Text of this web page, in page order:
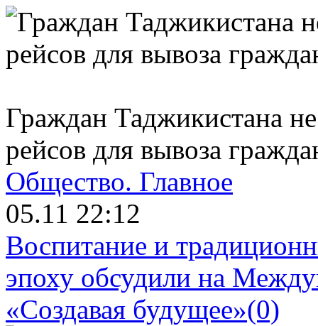
Граждан Таджикистана
рейсов для вывоза
Общество. Главное
05.11 22:12
Воспитание и
эпоху обсудили на
«Создавая будущее»(0)